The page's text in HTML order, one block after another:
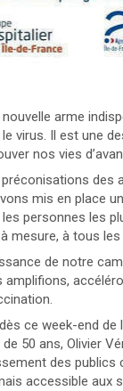
arme
virus. Il est une
nos vies
des
mis en place
les personnes les
mesure, à tous les
de notre
amplifions,
ce week-end
50 ans, Olivier
des publics
accessible aux